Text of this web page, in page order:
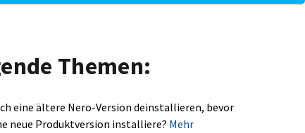
Themen:
eine ältere Nero-Version deinstallieren, bevor
neue Produktversion installiere? Mehr